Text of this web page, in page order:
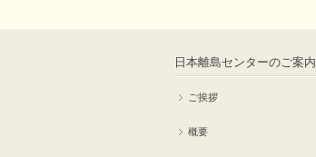
日本離島センターのご案内
ご挨拶
概要